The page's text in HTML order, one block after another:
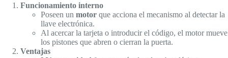
Funcionamiento interno
Poseen un motor que acciona el mecanismo al detectar la
llave electrónica.
Al acercar la tarjeta o introducir el código, el motor mueve
los pistones que abren o cierran la puerta.
Ventajas